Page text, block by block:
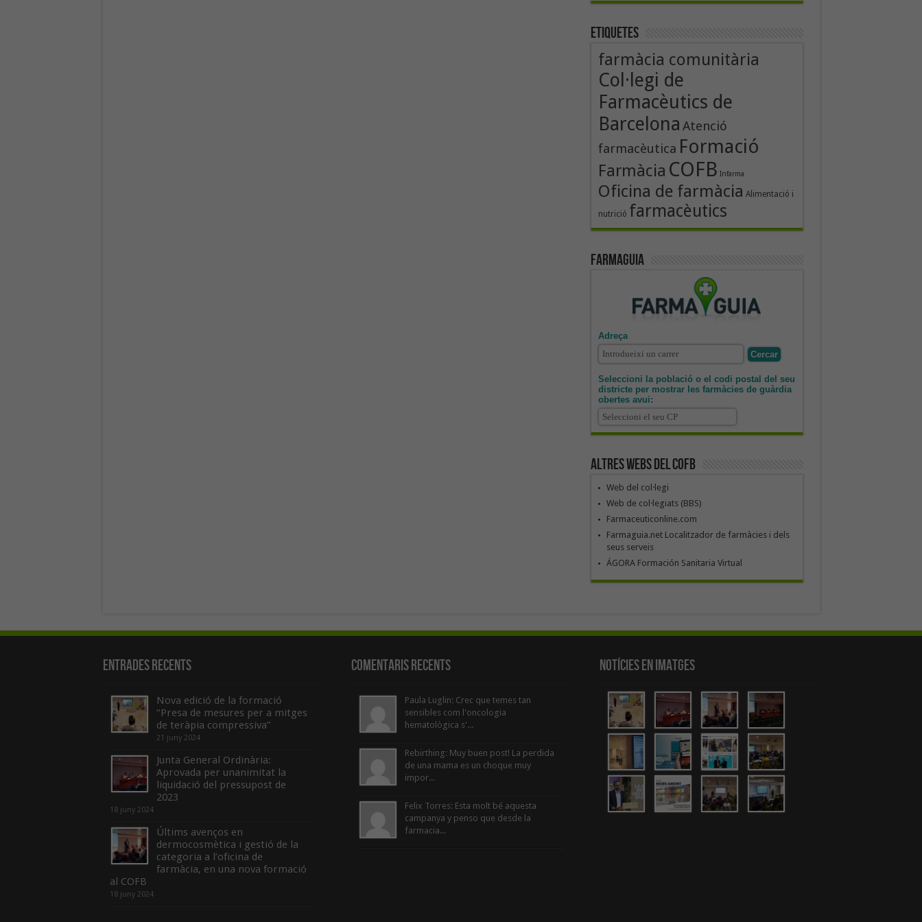
Etiquetes
farmàcia comunitària
Col·legi de
Farmacèutics de
Barcelona Atenció
farmacèutica Formació
Farmàcia COFB Infarma
Oficina de farmàcia Alimentació i
nutrició farmacèutics
Farmaguia
Adreça
Seleccioni la població o el codi postal del seu
districte per mostrar les farmàcies de guàrdia
obertes avui:
Altres webs del COFB
Web del col·legi
Web de col·legiats (BBS)
Farmaceuticonline.com
Farmaguia.net Localitzador de farmàcies i dels
seus serveis
ÁGORA Formación Sanitaria Virtual
Entrades recents
Nova edició de la formació
“Presa de mesures per a mitges
de teràpia compressiva”
21 juny 2024
Junta General Ordinària:
Aprovada per unanimitat la
liquidació del pressupost de
2023
18 juny 2024
Últims avenços en
dermocosmètica i gestió de la
categoria a l’oficina de
farmàcia, en una nova formació
al COFB
18 juny 2024
Comentaris Recents
Paula Luglin: Crec que temes tan
sensibles com l'oncologia
hematològica s'...
Rebirthing: Muy buen post! La perdida
de una mama es un choque muy
impor...
Felix Torres: Esta molt bé aquesta
campanya y penso que desde la
farmacia...
Notícies en Imatges